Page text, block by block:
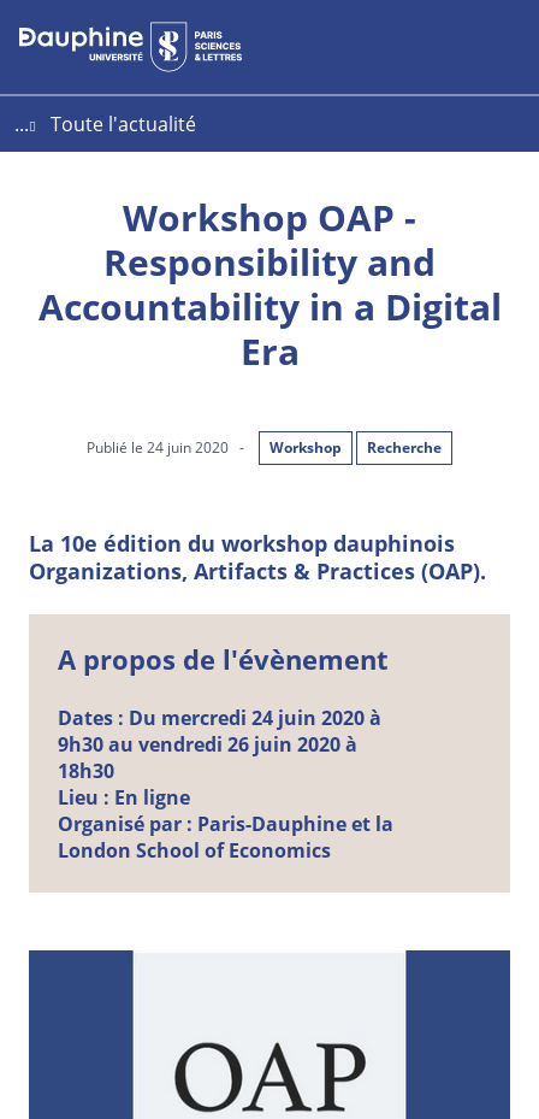
Aller
au
Aller
au
Plan
du
...
Toute l'actualité
Workshop OAP -
Responsibility and
Accountability in a Digital
Era
Publié le 24 juin 2020 - Workshop Recherche
La 10e édition du workshop dauphinois
Organizations, Artifacts & Practices (OAP).
A propos de l'évènement
Dates : Du mercredi 24 juin 2020 à
9h30 au vendredi 26 juin 2020 à
18h30
Lieu : En ligne
Organisé par : Paris-Dauphine et la
London School of Economics